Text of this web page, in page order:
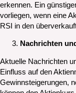
erkennen. Ein
vorliegen, wenn eine
RSI in den
Nachrichten
Aktuelle Nachrichten
Einfluss auf den
Gewinnsteigerungen,